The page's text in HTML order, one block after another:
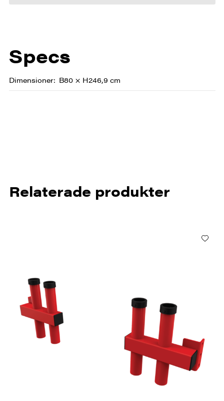
Specs
Dimensioner B80 × H246,9 cm
Relaterade produkter